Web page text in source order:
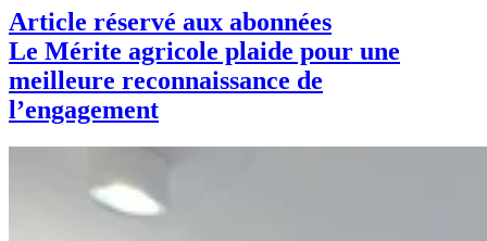
Article réservé aux abonnées
Le Mérite agricole plaide pour une
meilleure reconnaissance de
l’engagement